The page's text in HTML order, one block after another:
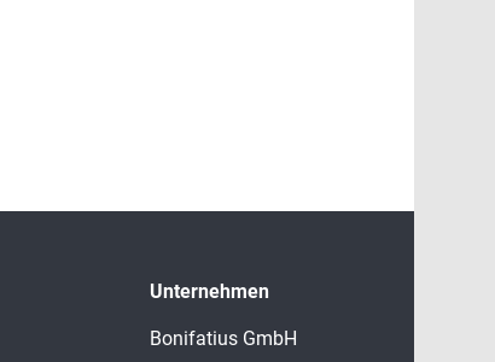
Unternehmen
Bonifatius GmbH